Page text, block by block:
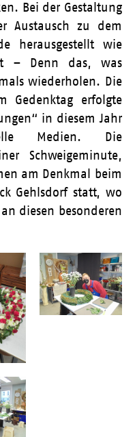
Bei der Gestaltung
Austausch zu dem
herausgestellt wie
– Denn das, was
wiederholen. Die
Gedenktag erfolgte
in diesem Jahr
Medien. Die
Schweigeminute,
am Denkmal beim
Gehlsdorf statt, wo
diesen besonderen